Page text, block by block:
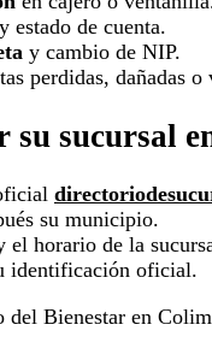
y estado de cuenta.
y cambio de NIP.
perdidas, dañadas o
su sucursal
su municipio.
el horario de la
identificación oficial.
del Bienestar en